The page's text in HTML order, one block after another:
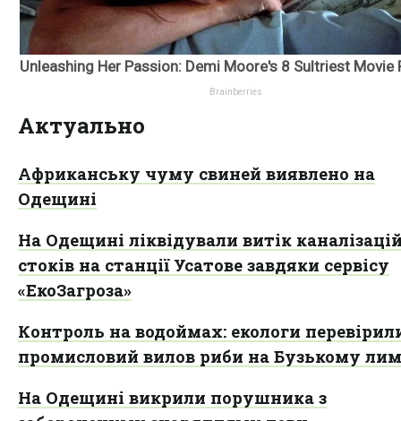
Актуально
Африканську чуму свиней виявлено на
Одещині
На Одещині ліквідували витік
стоків на станції Усатове завдяки сервісу
«ЕкоЗагроза»
Контроль на водоймах: екологи
промисловий вилов риби на Бузькому
На Одещині викрили порушника з